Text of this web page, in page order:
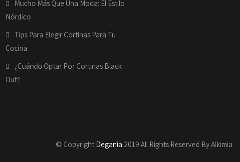
Mucho Más Que Una Moda: El Estilo
Nórdico
Tips Para Elegir Cortinas Para Tu
Cocina
¿Cuándo Optar Por Cortinas Black
Out?
© Copyright Degania 2019 All Rights Reserved By Alkimia